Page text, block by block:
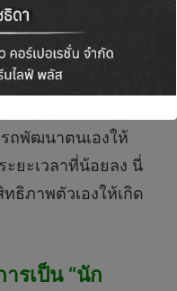
ขึ้น ขณะเดียวกัน
องบริหารเวลาให้
างสมส่วน อย่างไร
ถพัฒนาตนเองให้
ยะเวลาที่น้อยลง นี่
ธิภาพตัวเองให้เกิด
รเป็น “นัก